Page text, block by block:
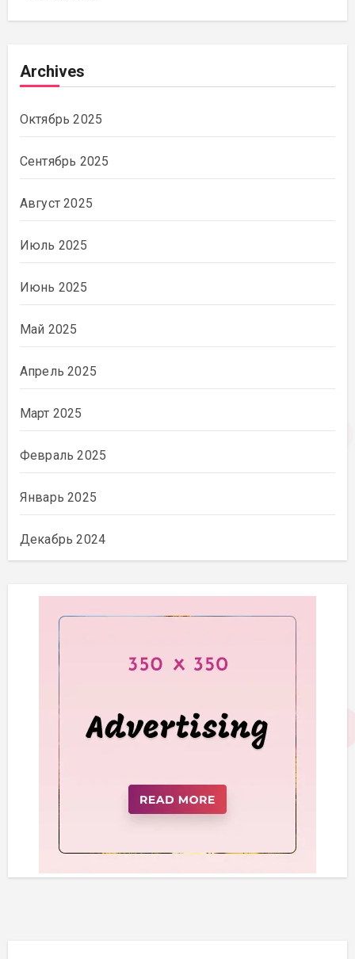
Archives
Октябрь 2025
Сентябрь 2025
Август 2025
Июль 2025
Июнь 2025
Май 2025
Апрель 2025
Март 2025
Февраль 2025
Январь 2025
Декабрь 2024